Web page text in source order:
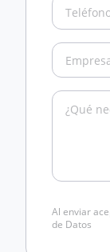
Al enviar
de Datos